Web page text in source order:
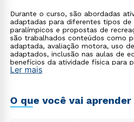
Durante o curso, são abordadas
adaptadas para diferentes tipos de
paralímpicos e propostas de
são trabalhados conteúdos como
adaptada, avaliação motora, uso
adaptados, inclusão nas aulas de
benefícios da atividade física para
Ler mais
O que você vai aprender